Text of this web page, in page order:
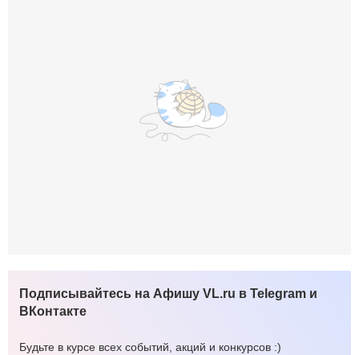
Подписывайтесь на Афишу VL.ru в Telegram и
ВКонтакте
Будьте в курсе всех событий, акций и конкурсов :)